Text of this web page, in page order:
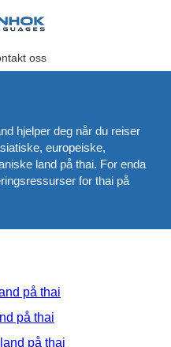
oss
hjelper deg når du reiser
europeiske,
land på thai. For enda
for thai på
på thai
på thai
på thai